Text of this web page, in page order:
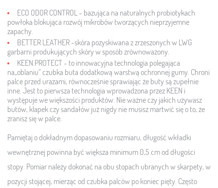
ECO ODOR CONTROL - bazująca na naturalnych probiotykach
powłoka blokująca rozwój mikrobów tworzących nieprzyjemne
zapachy.
BETTER LEATHER-skóra pozyskiwana z zrzeszonych w LWG
garbarni produkujących skóry w sposób zrównoważony.
KEEN.PROTECT - to innowacyjna technologia polegająca
na„oblaniu” czubka buta dodatkową warstwą ochronnej gumy. Chroni
palce przed urazami, równocześnie sprawiając że buty są zupełnie
inne. Jest to pierwsza technologia wprowadzona przez KEEN i
występuje we większości produktów. Nie ważne czy jakich używasz
butów, klapek czy sandałów już nigdy nie musisz martwić się o to, że
zranisz się w palce.
Pamiętaj o dokładnym dopasowaniu rozmiaru, długość wkładki
wewnętrznej powinna być większa minimum 0,5 cm od długości
stopy. Pomiar należy dokonać na obu stopach ubranych w skarpety, w
pozycji stojącej, mierząc od czubka palców po koniec pięty. Często